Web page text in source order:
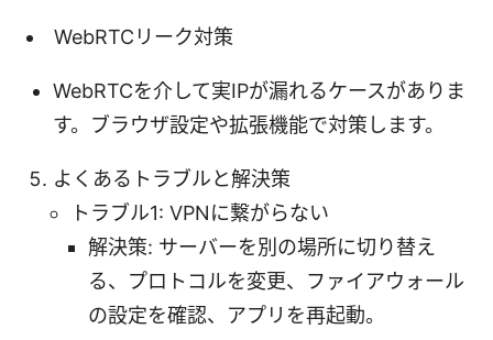
WebRTCリーク対策
WebRTCを介して実IPが漏れるケースがありま
す。ブラウザ設定や拡張機能で対策します。
よくあるトラブルと解決策
トラブル1: VPNに繋がらない
解決策: サーバーを別の場所に切り替え
る、プロトコルを変更、ファイアウォール
の設定を確認、アプリを再起動。